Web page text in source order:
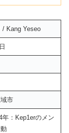
/ Kang Yeseo
市
年：Kep1erのメン